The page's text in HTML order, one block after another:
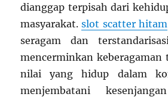
dianggap terpisah dari
masyarakat.slot scatter hitam
seragam dan
mencerminkan
nilai yang hidup dalam
menjembatani